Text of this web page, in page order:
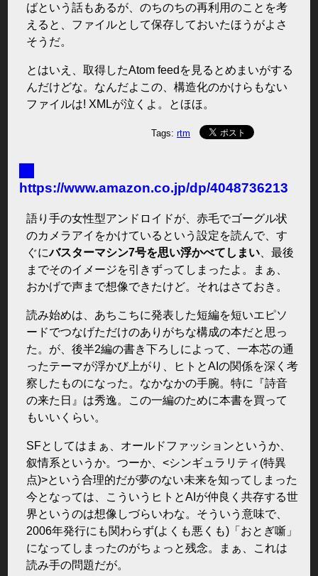
ばという話もあるが、のちのちの再利用のことを考
えると、ファイルとして保存しておいたほうがよさ
そうだ。
とはいえ、取得したAtom feedを見るとめまいがする
んだけどな。なんだよこの、構造化のかけらもない
ファイルは! XMLが泣くよ。とほほ。
Tags: rtm
https://www.amazon.co.jp/dp/4048736213
語り手の女性型アンドロイドが、赤毛でゴーグル状
のカメラアイをかけているという設定を読んで、す
ぐにバスターマシン7号を思い浮かべてしまい 、最後
までそのイメージを引きずってしまったよ。まぁ、
おかげで声まで想像できたけど。それはさておき。
読み始めは、あちこちに発表した短編を短いエピソ
ードでつなげただけのありがちな構成の本だと思っ
た。が、後半2編の書き下ろしによって、一本芯の通
ったテーマが浮かび上がり、ヒトとAIの関係を深く考
察したものになった。なかなかの手腕。特に『詩音
の来た日』は秀逸。この一編のために本書を買って
もいいくらい。
SFとしてはまぁ、オールドファッションというか、
叙情系というか。つーか、<シンギュラリティ(特異
点)>という合理的だが夢のない未来を知ってしまった
今となっては、こういうヒトとAIが仲良く共存する世
界というのは想像しづらいわな。そういう意味で、
2006年発行にも関わらず(よくも悪くも)「おとぎ噺」
になってしまったのがちょっと残念。まぁ、これは
読み手の問題だが。